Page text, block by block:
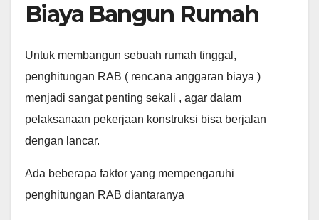
Biaya Bangun Rumah
Untuk membangun sebuah rumah tinggal,
penghitungan RAB ( rencana anggaran biaya )
menjadi sangat penting sekali , agar dalam
pelaksanaan pekerjaan konstruksi bisa berjalan
dengan lancar.
Ada beberapa faktor yang mempengaruhi
penghitungan RAB diantaranya